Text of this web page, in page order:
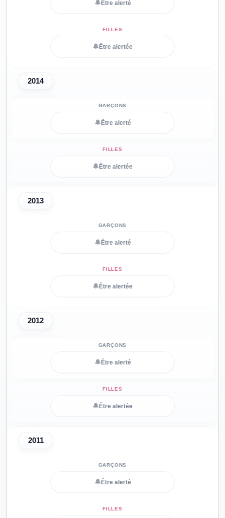
🔔 Être alerté
🔔 Être alertée
2014
🔔 Être alerté
🔔 Être alertée
2013
🔔 Être alerté
🔔 Être alertée
2012
🔔 Être alerté
🔔 Être alertée
2011
🔔 Être alerté